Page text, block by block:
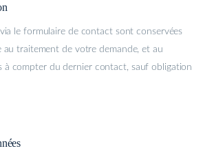
le formulaire de contact sont conservées
au traitement de votre demande, et au
à compter du dernier contact, sauf obligation